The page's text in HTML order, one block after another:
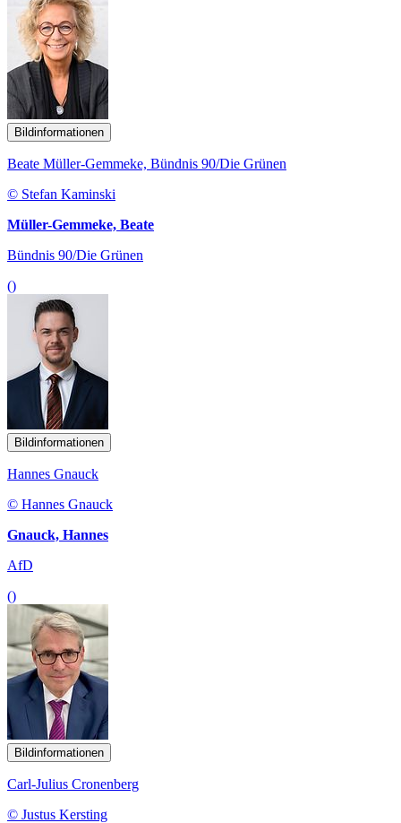
Bildinformationen
Beate Müller-Gemmeke, Bündnis 90/Die Grünen
© Stefan Kaminski
Müller-Gemmeke, Beate
Bündnis 90/Die Grünen
()
Bildinformationen
Hannes Gnauck
© Hannes Gnauck
Gnauck, Hannes
AfD
()
Bildinformationen
Carl-Julius Cronenberg
© Justus Kersting